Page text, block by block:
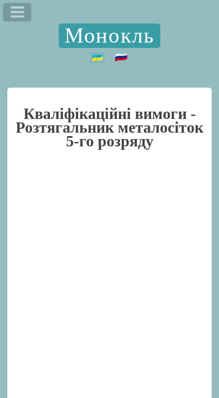
Монокль
Кваліфікаційні вимоги -
Розтягальник металосіток
5-го розряду